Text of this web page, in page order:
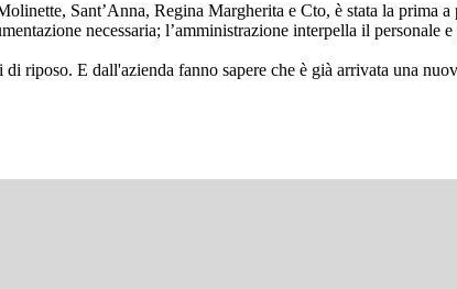
Sant’Anna, Regina Margherita e Cto, è stata la prima
necessaria; l’amministrazione interpella il personale
riposo. E dall'azienda fanno sapere che è già arrivata una